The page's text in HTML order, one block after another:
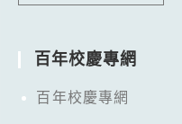
百年校慶專網
百年校慶專網